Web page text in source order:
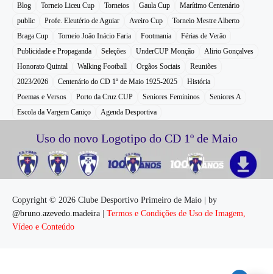
Blog Torneio Liceu Cup Torneios Gaula Cup
Marítimo Centenário
public
Profe. Eleutério de Aguiar Aveiro Cup
Torneio Mestre Alberto
Braga Cup
Torneio João Inácio Faria Footmania
Férias de Verão
Publicidade e Propaganda
Seleções UnderCUP Monção
Alirio Gonçalves
Honorato Quintal
Walking Football Orgãos Sociais
Reuniões
2023/2026
Centenário do CD 1º de Maio 1925-2025
História
Poemas e Versos
Porto da Cruz CUP Seniores Femininos
Seniores A
Escola da Vargem Caniço
Agenda Desportiva
Uso do novo Logotipo do CD 1º de Maio
Copyright © 2026 Clube Desportivo Primeiro de Maio | by
@bruno.azevedo.madeira
Termos e Condições de Uso de Imagem,
Vídeo e Conteúdo